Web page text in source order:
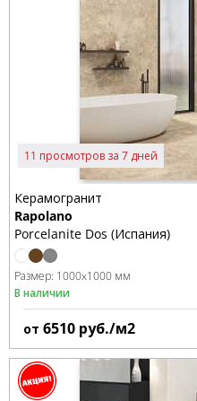
11 просмотров за 7 дней
Керамогранит
Rapolano
Porcelanite Dos (Испания)
Размер: 1000x1000 мм
В наличии
от 6510 руб./м2